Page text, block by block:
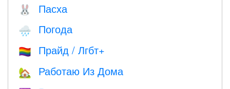
🐰 Пасха
🌧 Погода
🏳️‍🌈 Прайд / Лгбт+
🏡 Работаю Из Дома